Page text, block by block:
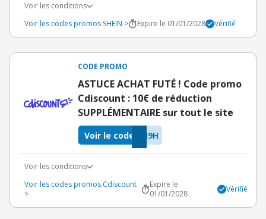
Voir les conditions
Voir les codes promos SHEIN >
Expire le 01/01/2028 Vérifié
CODE PROMO
ASTUCE ACHAT FUTÉ ! Code promo
Cdiscount : 10€ de réduction
SUPPLÉMENTAIRE sur tout le site
I9H
Voir le code
Voir les conditions
Voir les codes promos Cdiscount
>
Expire le
01/01/2028
Vérifié